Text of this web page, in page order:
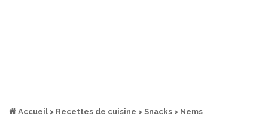
Accueil > Recettes de cuisine > Snacks > Nems